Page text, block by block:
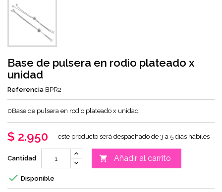
Base de pulsera en rodio plateado x
unidad
Referencia BPR2
0Base de pulsera en rodio plateado x unidad
$ 2.950 este producto será despachado de 3 a 5 dias hábiles
Cantidad  Añadir al carrito
 Disponible